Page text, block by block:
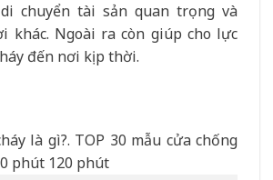
chuyển tài sản quan trọng và
khác. Ngoài ra còn giúp cho lực
đến nơi kịp thời.